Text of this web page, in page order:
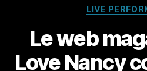
LIVE
Le web
Love Nancy